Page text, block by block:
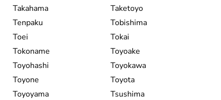
Takahama
Taketoyo
Tenpaku
Tobishima
Toei
Tokai
Tokoname
Toyoake
Toyohashi
Toyokawa
Toyone
Toyota
Toyoyama
Tsushima